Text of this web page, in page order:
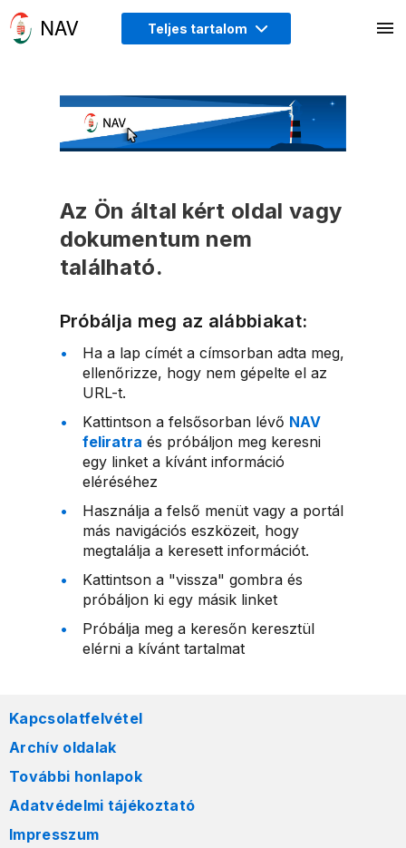
Teljes tartalom
Az Ön által kért oldal vagy
dokumentum nem
található.
Próbálja meg az alábbiakat:
Ha a lap címét a címsorban adta meg,
ellenőrizze, hogy nem gépelte el az
URL-t.
Kattintson a felsősorban lévő NAV
feliratra és próbáljon meg keresni
egy linket a kívánt információ
eléréséhez
Használja a felső menüt vagy a portál
más navigációs eszközeit, hogy
megtalálja a keresett információt.
Kattintson a "vissza" gombra és
próbáljon ki egy másik linket
Próbálja meg a keresőn keresztül
elérni a kívánt tartalmat
Kapcsolatfelvétel
Archív oldalak
További honlapok
Adatvédelmi tájékoztató
Impresszum